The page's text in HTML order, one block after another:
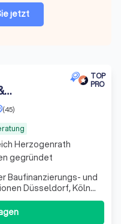
jetzt
TOP
PRO
(45)
Baufinanzierungs- und
Düsseldorf, Köln
Fokus liegt auf der
und
steht die
Herzogenrath
gegründet